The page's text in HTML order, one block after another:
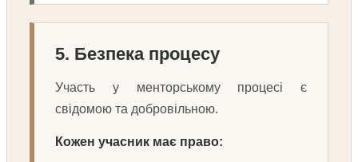
5. Безпека процесу
Участь у менторському процесі є
свідомою та добровільною.
Кожен учасник має право: